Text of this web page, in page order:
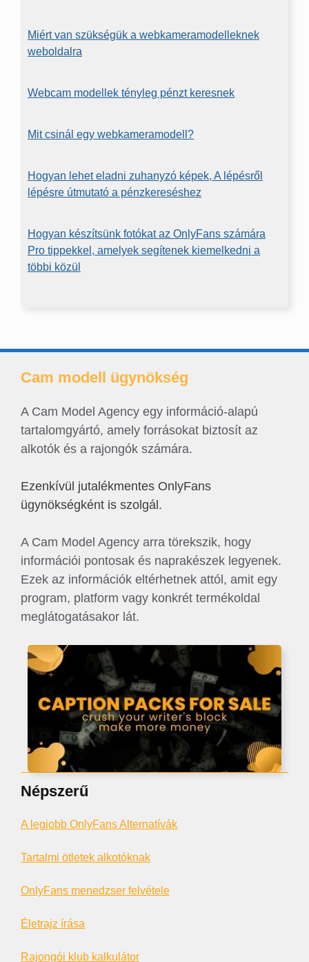
Miért van szükségük a webkameramodelleknek
weboldalra
Webcam modellek tényleg pénzt keresnek
Mit csinál egy webkameramodell?
Hogyan lehet eladni zuhanyzó képek, A lépésről
lépésre útmutató a pénzkereséshez
Hogyan készítsünk fotókat az OnlyFans számára
Pro tippekkel, amelyek segítenek kiemelkedni a
többi közül
Cam modell ügynökség
A Cam Model Agency egy információ-alapú
tartalomgyártó, amely forrásokat biztosít az
alkotók és a rajongók számára.
Ezenkívül jutalékmentes OnlyFans
ügynökségként is szolgál.
A Cam Model Agency arra törekszik, hogy
információi pontosak és naprakészek legyenek.
Ezek az információk eltérhetnek attól, amit egy
program, platform vagy konkrét termékoldal
meglátogatásakor lát.
Népszerű
A legjobb OnlyFans Alternatívák
Tartalmi ötletek alkotóknak
OnlyFans menedzser felvétele
Életrajz írása
Rajongói klub kalkulátor